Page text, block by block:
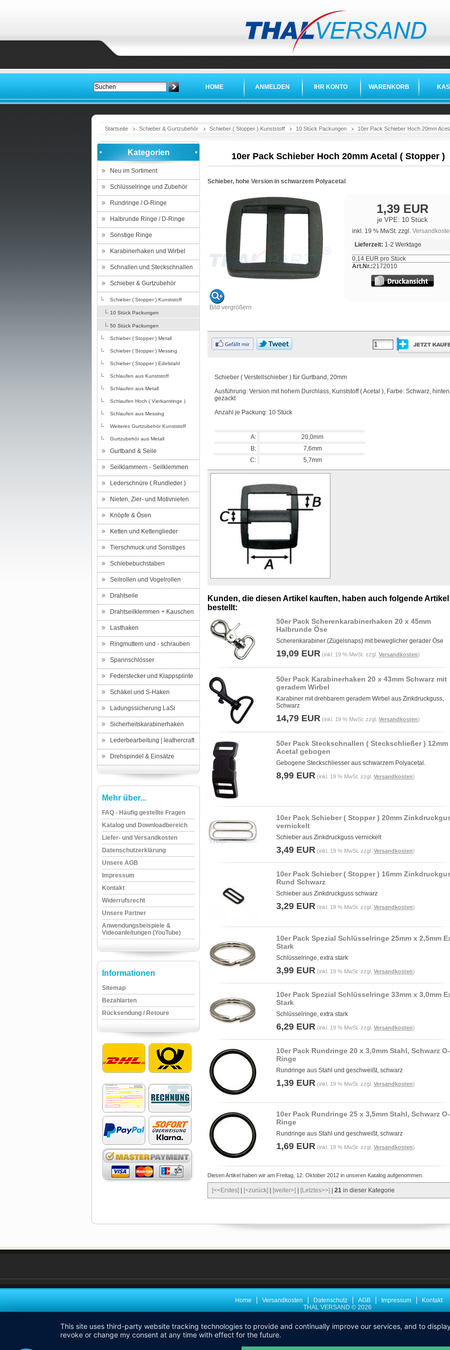
HOME ANMELDEN IHR KONTO WARENKORB
Startseite Schieber & Gurtzubehör Schieber ( Stopper ) Kunststoff 10 Stück Packungen 10er Pack Schieber Hoch 20mm
Kategorien
Neu im Sortiment
Schlüsselringe und Zubehör
Rundringe / O-Ringe
Halbrunde Ringe / D-Ringe
Sonstige Ringe
Karabinerhaken und Wirbel
Schnallen und Steckschnallen
Schieber & Gurtzubehör
Schieber ( Stopper ) Kunststoff
10 Stück Packungen
50 Stück Packungen
Schieber ( Stopper ) Metall
Schieber ( Stopper ) Messing
Schieber ( Stopper ) Edelstahl
Schlaufen aus Kunststoff
Schlaufen aus Metall
Schlaufen Hoch ( Vierkantringe )
Schlaufen aus Messing
Weiteres Gurtzubehör Kunststoff
Gurtzubehör aus Metall
Gurtband & Seile
Seilklammern - Seilklemmen
Lederschnüre ( Rundleder )
Nieten, Zier- und Motivnieten
Knöpfe & Ösen
Ketten und Kettenglieder
Tierschmuck und Sonstiges
Schiebebuchstaben
Seilrollen und Vogelrollen
Drahtseile
Drahtseilklemmen + Kauschen
Lasthaken
Ringmuttern und - schrauben
Spannschlösser
Federstecker und Klappsplinte
Schäkel und S-Haken
Ladungssicherung LaSi
Sicherheitskarabinerhaken
Lederbearbeitung | leathercraft
Drehspindel & Einsätze
Mehr über...
FAQ - Häufig gestellte Fragen
Katalog und Downloadbereich
Liefer- und Versandkosten
Datenschutzerklärung
Unsere AGB
Impressum
Kontakt
Widerrufsrecht
Unsere Partner
Anwendungsbeispiele &
Videoanleitungen (YouTube)
Informationen
Sitemap
Bezahlarten
Rücksendung / Retoure
10er Pack Schieber Hoch 20mm Acetal ( Stopper )
Schieber, hohe Version in schwarzem Polyacetal
Bild vergrößern
1,39 EUR
je VPE: 10 Stück
inkl. 19 % MwSt. zzgl.
Lieferzeit: 1-2 Werktage
0,14 EUR pro Stück
Art.Nr.:2172010
Schieber ( Verstellschieber ) für Gurtband, 20mm
Ausführung: Version mit hohem Durchlass, Kunststoff ( Acetal ), Farbe: Schwarz, hinten
gezackt
Anzahl je Packung: 10 Stück
A:
20,0mm
B:
7,6mm
C:
5,7mm
Kunden, die diesen Artikel kauften, haben auch folgende Artikel
bestellt:
50er Pack Scherenkarabinerhaken 20 x 45mm
Halbrunde Öse
Scherenkarabiner (Zügelsnaps) mit beweglicher gerader Öse
19,09 EUR (inkl. 19 % MwSt. zzgl. Versandkosten)
50er Pack Karabinerhaken 20 x 43mm Schwarz mit
geradem Wirbel
Karabiner mit drehbarem geradem Wirbel aus Zinkdruckguss,
Schwarz
14,79 EUR (inkl. 19 % MwSt. zzgl. Versandkosten)
50er Pack Steckschnallen ( Steckschließer ) 12mm
Acetal gebogen
Gebogene Steckschliesser aus schwarzem Polyacetal.
8,99 EUR (inkl. 19 % MwSt. zzgl. Versandkosten)
10er Pack Schieber ( Stopper ) 20mm
vernickelt
Schieber aus Zinkdruckguss vernickelt
3,49 EUR (inkl. 19 % MwSt. zzgl. Versandkosten)
10er Pack Schieber ( Stopper ) 16mm
Rund Schwarz
Schieber aus Zinkdruckguss schwarz
3,29 EUR (inkl. 19 % MwSt. zzgl. Versandkosten)
10er Pack Spezial Schlüsselringe 25mm x 2,5mm
Stark
Schlüsselringe, extra stark
3,99 EUR (inkl. 19 % MwSt. zzgl. Versandkosten)
10er Pack Spezial Schlüsselringe 33mm x 3,0mm
Stark
Schlüsselringe, extra stark
6,29 EUR (inkl. 19 % MwSt. zzgl. Versandkosten)
10er Pack Rundringe 20 x 3,0mm Stahl, Schwarz O-
Ringe
Rundringe aus Stahl und geschweißt, schwarz
1,39 EUR (inkl. 19 % MwSt. zzgl. Versandkosten)
10er Pack Rundringe 25 x 3,5mm Stahl, Schwarz O-
Ringe
Rundringe aus Stahl und geschweißt, schwarz
1,69 EUR (inkl. 19 % MwSt. zzgl. Versandkosten)
Diesen Artikel haben wir am Freitag, 12. Oktober 2012 in unseren Katalog aufgenommen.
[<<Erstes] [<zurück] [weiter>] [Letztes>>] 21 in dieser Kategorie
Home Versandkosten Datenschutz AGB Impressum
Kontakt
THAL VERSAND © 2026
This site uses third-party website tracking technologies to provide and continually improve our services, and to
revoke or change my consent at any time with effect for the future.